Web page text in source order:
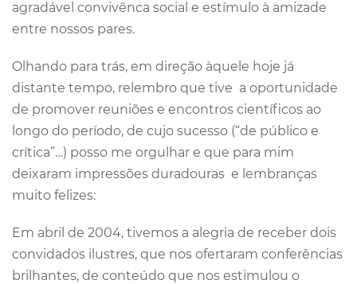
agradável convivênca social e estímulo à amizade
entre nossos pares.
Olhando para trás, em direção àquele hoje já
distante tempo, relembro que tive a oportunidade
de promover reuniões e encontros científicos ao
longo do período, de cujo sucesso (“de público e
crítica”…) posso me orgulhar e que para mim
deixaram impressões duradouras e lembranças
muito felizes:
Em abril de 2004, tivemos a alegria de receber dois
convidados ilustres, que nos ofertaram conferências
brilhantes, de conteúdo que nos estimulou o